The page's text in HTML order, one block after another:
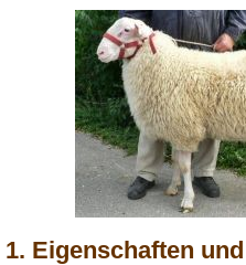
1. Eigenschaften